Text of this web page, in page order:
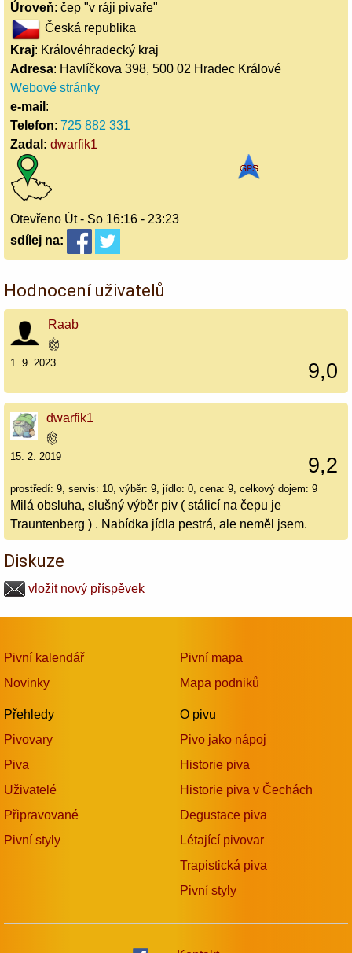
Úroveň: čep "v ráji pivaře"
Česká republika
Kraj: Královéhradecký kraj
Adresa: Havlíčkova 398, 500 02 Hradec Králové
Webové stránky
e-mail :
Telefon: 725 882 331
Zadal: dwarfik1
Otevřeno Út - So 16:16 - 23:23
sdílej na:
Hodnocení uživatelů
Raab
9,0
1. 9. 2023
dwarfik1
9,2
15. 2. 2019
prostředí: 9, servis: 10, výběr: 9, jídlo: 0, cena: 9, celkový dojem: 9
Milá obsluha, slušný výběr piv ( stálicí na čepu je
Trauntenberg ) . Nabídka jídla pestrá, ale neměl jsem.
Diskuze
vložit nový příspěvek
Pivní kalendář
Novinky
Přehledy
Pivovary
Piva
Uživatelé
Připravované
Pivní styly
Pivní mapa
Mapa podniků
O pivu
Pivo jako nápoj
Historie piva
Historie piva v Čechách
Degustace piva
Létající pivovar
Trapistická piva
Pivní styly